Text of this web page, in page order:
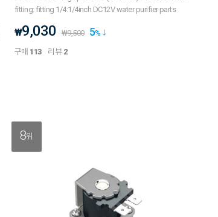
fitting: fitting 1/4:1/4inch DC12V water purifier parts
₩9,030 ₩9,500 5%
구매 113 리뷰 2
8위